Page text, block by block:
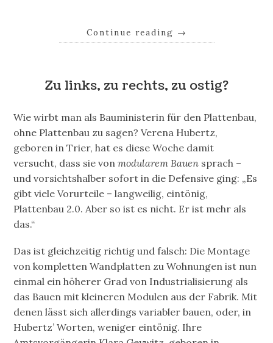
Continue reading →
Zu links, zu rechts, zu ostig?
Wie wirbt man als Bauministerin für den Plattenbau,
ohne Plattenbau zu sagen? Verena Hubertz,
geboren in Trier, hat es diese Woche damit
versucht, dass sie vonmodularem Bauen sprach –
und vorsichtshalber sofort in die Defensive ging: „Es
gibt viele Vorurteile – langweilig, eintönig,
Plattenbau 2.0. Aber so ist es nicht. Er ist mehr als
das.“
Das ist gleichzeitig richtig und falsch: Die Montage
von kompletten Wandplatten zu Wohnungen ist nun
einmal ein höherer Grad von Industrialisierung als
das Bauen mit kleineren Modulen aus der Fabrik. Mit
denen lässt sich allerdings variabler bauen, oder, in
Hubertz’ Worten, weniger eintönig. Ihre